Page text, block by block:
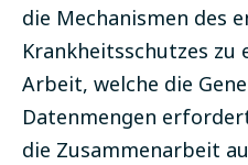
die Mechanismen des
Krankheitsschutzes zu
Arbeit, welche die
Datenmengen
die Zusammenarbeit